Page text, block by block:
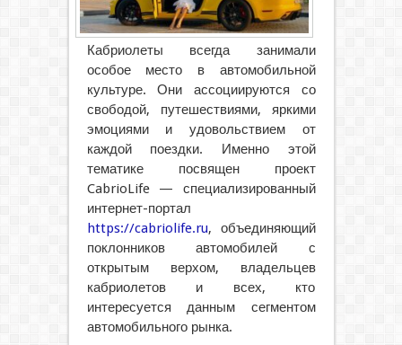
Кабриолеты всегда занимали
особое место в автомобильной
культуре. Они ассоциируются со
свободой, путешествиями, яркими
эмоциями и удовольствием от
каждой поездки. Именно этой
тематике посвящен проект
CabrioLife — специализированный
интернет-портал
https://cabriolife.ru, объединяющий
поклонников автомобилей с
открытым верхом, владельцев
кабриолетов и всех, кто
интересуется данным сегментом
автомобильного рынка.